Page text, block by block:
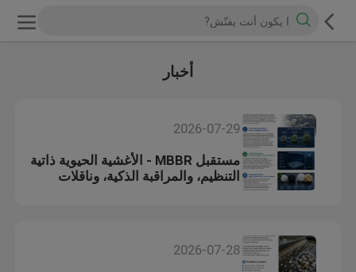
أخبار
2026-07-29
مستقبل MBBR - الأغشية الحيوية ذاتية
التنظيم، والمراقبة الذكية، وناقلات
2026-07-28